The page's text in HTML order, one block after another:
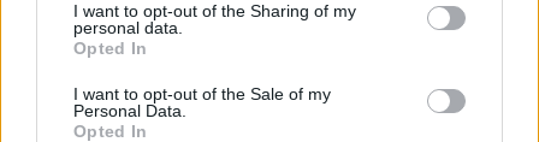
I want to opt-out of the Sharing of my
personal data.
Opted In
I want to opt-out of the Sale of my
Personal Data.
Opted In